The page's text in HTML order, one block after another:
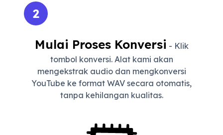
2
Mulai Proses Konversi - Klik
tombol konversi. Alat kami akan
mengekstrak audio dan mengkonversi
YouTube ke format WAV secara otomatis,
tanpa kehilangan kualitas.